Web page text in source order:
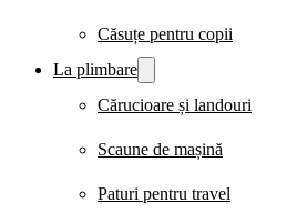
Căsuțe pentru copii
La plimbare
Cărucioare și landouri
Scaune de mașină
Paturi pentru travel